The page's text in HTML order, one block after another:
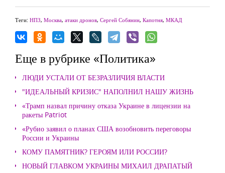
Теги: НПЗ, Москва, атаки дронов, Сергей Собянин, Капотня, МКАД
Еще в рубрике «Политика»
ЛЮДИ УСТАЛИ ОТ БЕЗРАЗЛИЧИЯ ВЛАСТИ
"ИДЕАЛЬНЫЙ КРИЗИС" НАПОЛНИЛ НАШУ ЖИЗНЬ
«Трамп назвал причину отказа Украине в лицензии на
ракеты Patriot
«Рубио заявил о планах США возобновить переговоры
России и Украины
КОМУ ПАМЯТНИК? ГЕРОЯМ ИЛИ РОССИИ?
НОВЫЙ ГЛАВКОМ УКРАИНЫ МИХАИЛ ДРАПАТЫЙ